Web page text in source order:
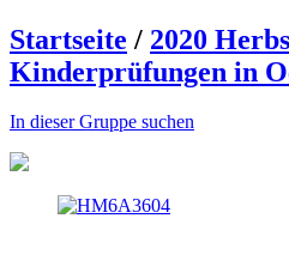
Startseite / 2020
Kinderprüfungen in
In dieser Gruppe suchen